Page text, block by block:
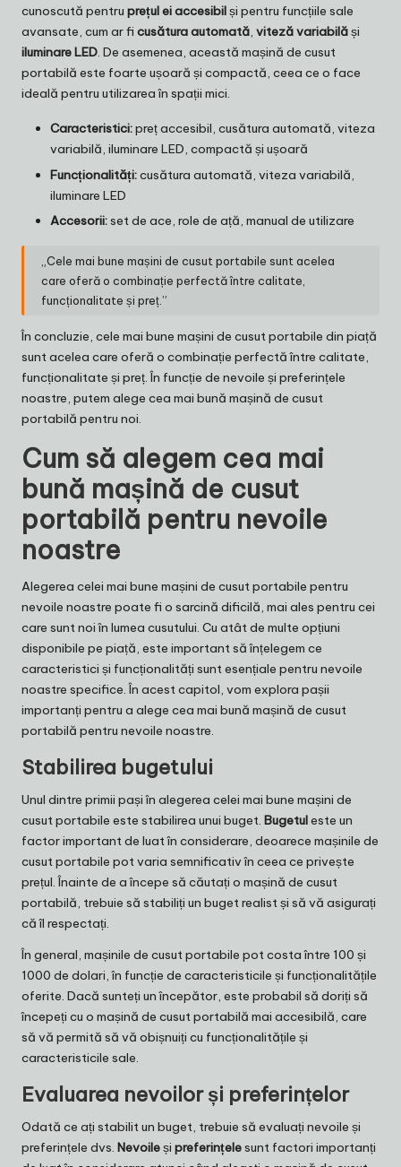
cunoscută pentru prețul ei accesibilși pentru funcțiile sale
avansate, cum ar fi cusătura automată, viteză variabilăși
iluminare LED. De asemenea, această mașină de cusut
portabilă este foarte ușoară și compactă, ceea ce o face
ideală pentru utilizarea în spații mici.
Caracteristici:preț accesibil, cusătura automată, viteza
variabilă, iluminare LED, compactă și ușoară
Funcționalități:cusătura automată, viteza variabilă,
iluminare LED
Accesorii:set de ace, role de ață, manual de utilizare
„Cele mai bune mașini de cusut portabile sunt acelea
care oferă o combinație perfectă între calitate,
funcționalitate și preț.”
În concluzie, cele mai bune mașini de cusut portabile din piață
sunt acelea care oferă o combinație perfectă între calitate,
funcționalitate și preț. În funcție de nevoile și preferințele
noastre, putem alege cea mai bună mașină de cusut
portabilă pentru noi.
Cum să alegem cea mai
bună mașină de cusut
portabilă pentru nevoile
noastre
Alegerea celei mai bune mașini de cusut portabile pentru
nevoile noastre poate fi o sarcină dificilă, mai ales pentru cei
care sunt noi în lumea cusutului. Cu atât de multe opțiuni
disponibile pe piață, este important să înțelegem ce
caracteristici și funcționalități sunt esențiale pentru nevoile
noastre specifice. În acest capitol, vom explora pașii
importanți pentru a alege cea mai bună mașină de cusut
portabilă pentru nevoile noastre.
Stabilirea bugetului
Unul dintre primii pași în alegerea celei mai bune mașini de
cusut portabile este stabilirea unui buget. Bugetuleste un
factor important de luat în considerare, deoarece mașinile de
cusut portabile pot varia semnificativ în ceea ce privește
prețul. Înainte de a începe să căutați o mașină de cusut
portabilă, trebuie să stabiliți un buget realist și să vă asigurați
că îl respectați.
În general, mașinile de cusut portabile pot costa între 100 și
1000 de dolari, în funcție de caracteristicile și funcționalitățile
oferite. Dacă sunteți un începător, este probabil să doriți să
începeți cu o mașină de cusut portabilă mai accesibilă, care
să vă permită să vă obișnuiți cu funcționalitățile și
caracteristicile sale.
Evaluarea nevoilor și preferințelor
Odată ce ați stabilit un buget, trebuie să evaluați nevoile și
preferințele dvs. Nevoileși preferințelesunt factori importanți